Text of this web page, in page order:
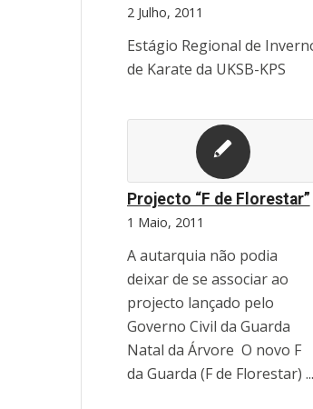
2 Julho, 2011
Estágio Regional de
de Karate da UKSB-KPS
Projecto “F de Florestar”
1 Maio, 2011
A autarquia não podia
deixar de se associar ao
projecto lançado pelo
Governo Civil da Guarda
Natal da Árvore  O novo F
da Guarda (F de Florestar) ...